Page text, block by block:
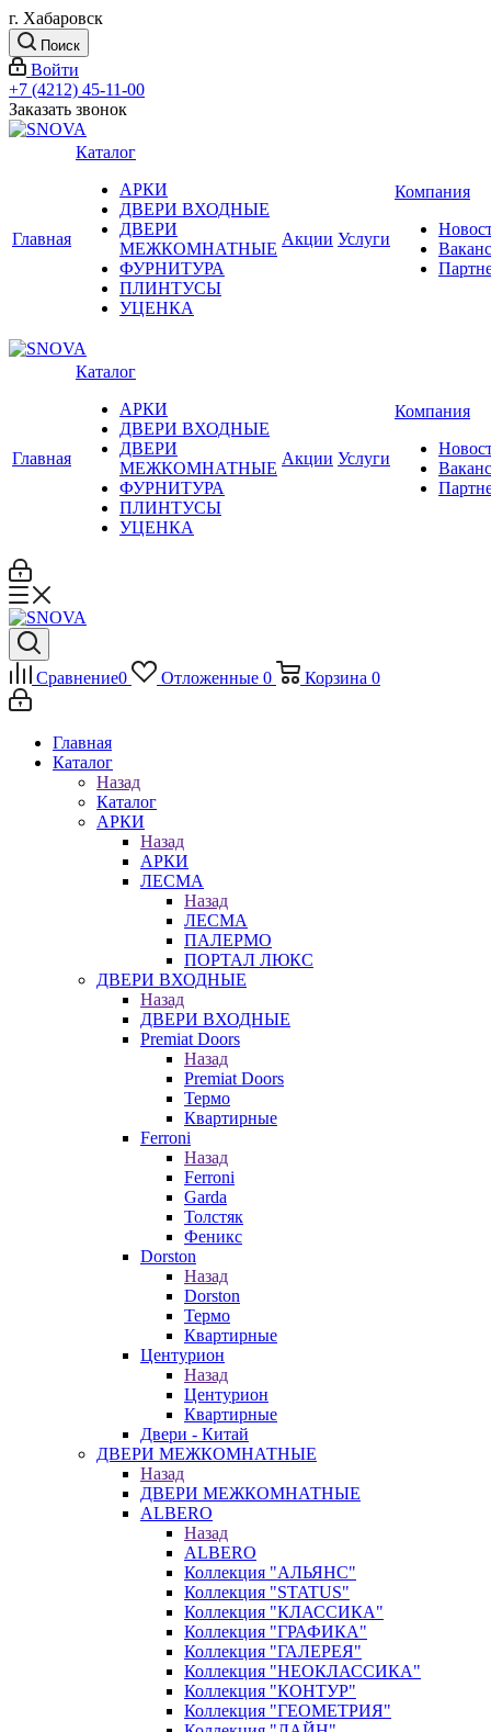
г. Хабаровск
Поиск
Войти
+7 (4212) 45-11-00
Заказать звонок
Главная
Каталог
АРКИ
ДВЕРИ ВХОДНЫЕ
ДВЕРИ
МЕЖКОМНАТНЫЕ
ФУРНИТУРА
ПЛИНТУСЫ
УЦЕНКА
Акции Услуги
Компания
Главная
Каталог
АРКИ
ДВЕРИ ВХОДНЫЕ
ДВЕРИ
МЕЖКОМНАТНЫЕ
ФУРНИТУРА
ПЛИНТУСЫ
УЦЕНКА
Акции Услуги
Компания
Сравнение0 Отложенные 0 Корзина 0
Главная
Каталог
Назад
Каталог
АРКИ
Назад
АРКИ
ЛЕСМА
Назад
ЛЕСМА
ПАЛЕРМО
ПОРТАЛ ЛЮКС
ДВЕРИ ВХОДНЫЕ
Назад
ДВЕРИ ВХОДНЫЕ
Premiat Doors
Назад
Premiat Doors
Термо
Квартирные
Ferroni
Назад
Ferroni
Garda
Толстяк
Феникс
Dorston
Назад
Dorston
Термо
Квартирные
Центурион
Назад
Центурион
Квартирные
Двери - Китай
ДВЕРИ МЕЖКОМНАТНЫЕ
Назад
ДВЕРИ МЕЖКОМНАТНЫЕ
ALBERO
Назад
ALBERO
Коллекция "АЛЬЯНС"
Коллекция "STATUS"
Коллекция "КЛАССИКА"
Коллекция "ГРАФИКА"
Коллекция "ГАЛЕРЕЯ"
Коллекция "НЕОКЛАССИКА"
Коллекция "КОНТУР"
Коллекция "ГЕОМЕТРИЯ"